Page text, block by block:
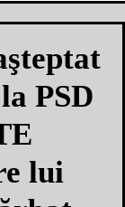
PSD
lui